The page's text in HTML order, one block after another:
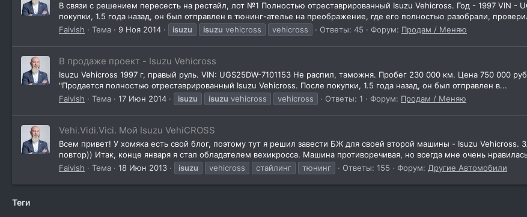
В связи с решением пересесть на рестайл, лот №1 Полностью отреставрированный Isuzu Vehicross. Год - 1997 VIN -
покупки, 1.5 года назад, он был отправлен в тюнинг-ателье на преображение, где его полностью разобрали,
Faivish
Тема 9 Ноя 2014 isuzu isuzu vehicross vehicross Ответы: 45 Форум: Продам / Меняю
В продаже проект - Isuzu Vehicross
Isuzu Vehicross 1997 г, правый руль. VIN: UGS25DW-7101153 Не распил, таможня. Пробег 230 000 км. Цена 750 000
"Продается полностью отреставрированный Isuzu Vehicross. После покупки, 1.5 года назад, он был отправлен в...
Faivish
Тема 17 Июн 2014 isuzu isuzu vehicross vehicross Ответы: 1 Форум: Продам / Меняю
Vehi.Vidi.Vici. Мой Isuzu VehiCROSS
Всем привет! У хомяка есть свой блог, поэтому тут я решил завести БЖ для своей второй машины - Isuzu Vehicross.
повтор)) Итак, конце января я стал обладателем вехикросса. Машина противоречивая, но всегда мне очень
Faivish
Тема 18 Июн 2013 isuzu vehicross стайлинг тюнинг Ответы: 155 Форум: Другие Автомобили
Теги